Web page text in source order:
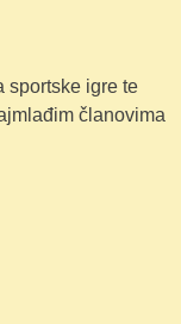
sportske igre te
članovima